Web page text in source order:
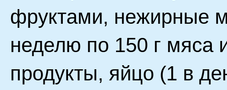
фруктами, нежирные
неделю по 150 г мяса
продукты, яйцо (1 в